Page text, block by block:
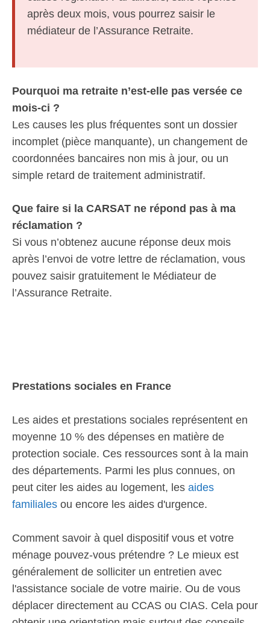
après deux mois, vous pourrez saisir le
médiateur de l’Assurance Retraite.
Pourquoi ma retraite n’est-elle pas versée ce
mois-ci ?
Les causes les plus fréquentes sont un dossier
incomplet (pièce manquante), un changement de
coordonnées bancaires non mis à jour, ou un
simple retard de traitement administratif.
Que faire si la CARSAT ne répond pas à ma
réclamation ?
Si vous n’obtenez aucune réponse deux mois
après l’envoi de votre lettre de réclamation, vous
pouvez saisir gratuitement le Médiateur de
l’Assurance Retraite.
Prestations sociales en France
Les aides et prestations sociales représentent en
moyenne 10 % des dépenses en matière de
protection sociale. Ces ressources sont à la main
des départements. Parmi les plus connues, on
peut citer les aides au logement, les aides
familiales ou encore les aides d'urgence.
Comment savoir à quel dispositif vous et votre
ménage pouvez-vous prétendre ? Le mieux est
généralement de solliciter un entretien avec
l'assistance sociale de votre mairie. Ou de vous
déplacer directement au CCAS ou CIAS. Cela pour